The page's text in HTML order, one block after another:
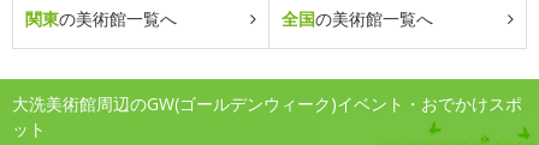
関東の美術館一覧へ 全国の美術館一覧へ
大洗美術館周辺のGW(ゴールデンウィーク)イベント・おでかけスポ
ット